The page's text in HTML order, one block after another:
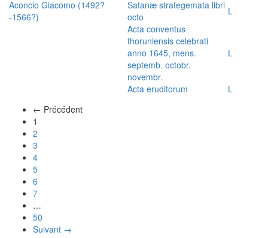
Aconcio Giacomo (1492?
-1566?)
Satanæ strategemata libri
octo
L
Acta conventus
thoruniensis celebrati
anno 1645, mens.
septemb. octobr.
novembr.
L
Acta eruditorum
L
← Précédent
1
2
3
4
5
6
7
…
50
Suivant →